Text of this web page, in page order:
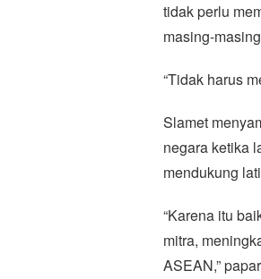
tidak perlu
masing-
“Tidak harus
Slamet
negara ketika
mendukung
“Karena itu
mitra,
ASEAN,”